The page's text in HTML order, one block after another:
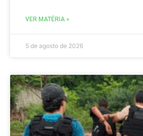
VER MATÉRIA »
5 de agosto de 2026